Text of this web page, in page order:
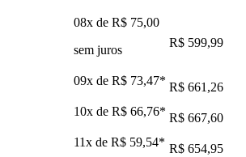
08x de R$ 75,00
sem juros
R$ 599,99
09x de R$ 73,47* R$ 661,26
10x de R$ 66,76* R$ 667,60
11x de R$ 59,54* R$ 654,95